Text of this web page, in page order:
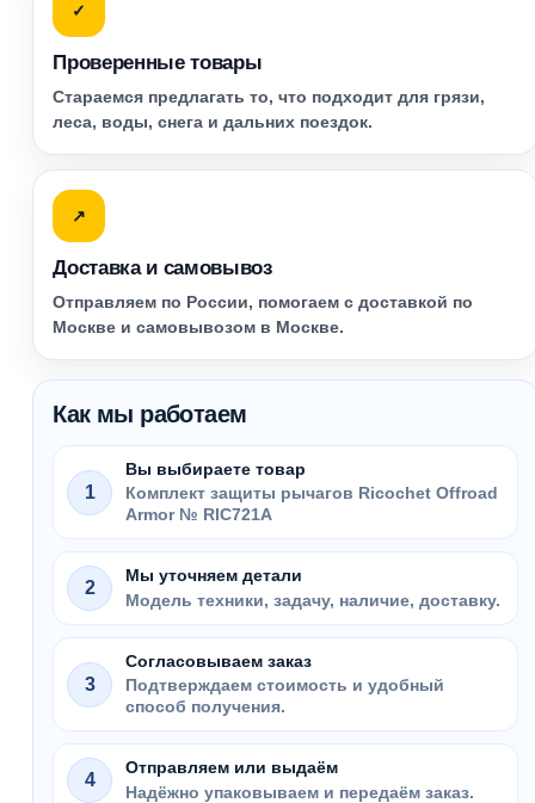
✓
Проверенные товары
Стараемся предлагать то, что подходит для грязи,
леса, воды, снега и дальних поездок.
↗
Доставка и самовывоз
Отправляем по России, помогаем с доставкой по
Москве и самовывозом в Москве.
Как мы работаем
1
Вы выбираете товар
Комплект защиты рычагов Ricochet Offroad
Armor № RIC721A
2
Мы уточняем детали
Модель техники, задачу, наличие, доставку.
3
Согласовываем заказ
Подтверждаем стоимость и удобный
способ получения.
4
Отправляем или выдаём
Надёжно упаковываем и передаём заказ.